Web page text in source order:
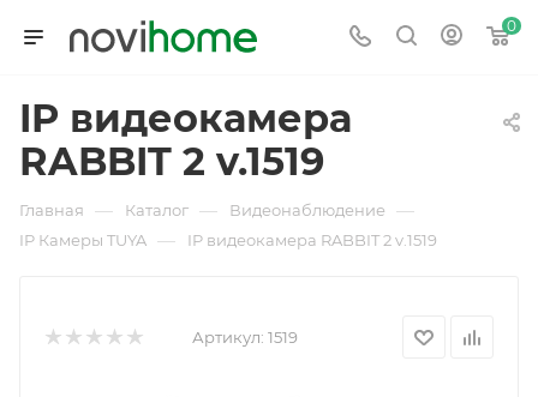
0
IP видеокамера
RABBIT 2 v.1519
Главная — Каталог — Видеонаблюдение —
IP Камеры TUYA — IP видеокамера RABBIT 2 v.1519
Артикул: 1519